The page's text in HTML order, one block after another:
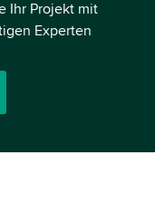
Ihr Projekt mit
Experten